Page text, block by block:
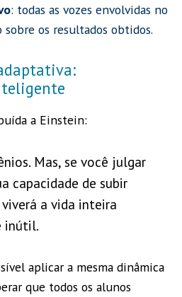
: todas as vozes envolvidas no
os resultados obtidos.
a Einstein:
Mas, se você julgar
capacidade de subir
a vida inteira
inútil.
aplicar a mesma dinâmica
que todos os alunos